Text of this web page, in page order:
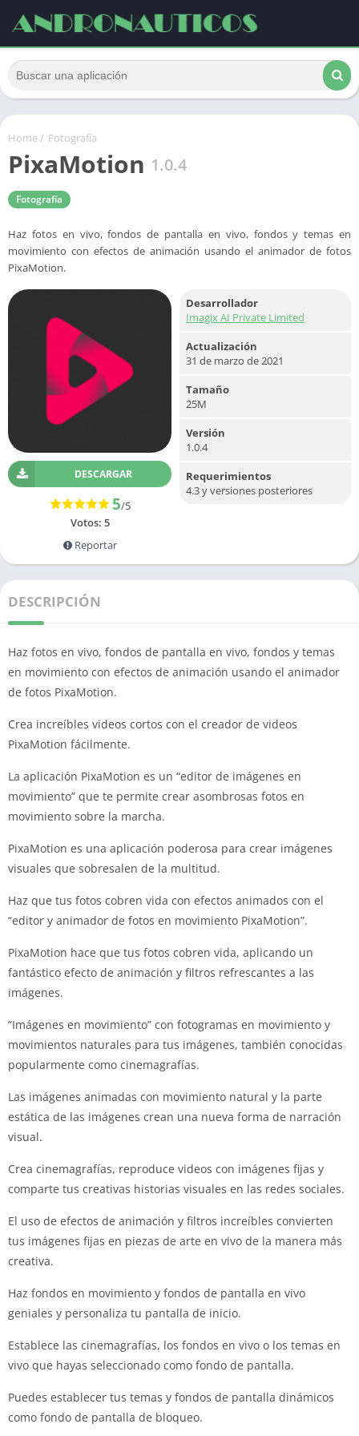
Home/ Fotografía
PixaMotion 1.0.4
Fotografía
Haz fotos en vivo, fondos de pantalla en vivo, fondos y temas en
movimiento con efectos de animación usando el animador de fotos
PixaMotion.
DESCARGAR
5/5
Votos: 5
Reportar
Desarrollador
Imagix AI Private Limited
Actualización
31 de marzo de 2021
Tamaño
25M
Versión
1.0.4
Requerimientos
4.3 y versiones posteriores
DESCRIPCIÓN
Haz fotos en vivo, fondos de pantalla en vivo, fondos y temas
en movimiento con efectos de animación usando el animador
de fotos PixaMotion.
Crea increíbles videos cortos con el creador de videos
PixaMotion fácilmente.
La aplicación PixaMotion es un “editor de imágenes en
movimiento” que te permite crear asombrosas fotos en
movimiento sobre la marcha.
PixaMotion es una aplicación poderosa para crear imágenes
visuales que sobresalen de la multitud.
Haz que tus fotos cobren vida con efectos animados con el
“editor y animador de fotos en movimiento PixaMotion”.
PixaMotion hace que tus fotos cobren vida, aplicando un
fantástico efecto de animación y filtros refrescantes a las
imágenes.
“Imágenes en movimiento” con fotogramas en movimiento y
movimientos naturales para tus imágenes, también conocidas
popularmente como cinemagrafías.
Las imágenes animadas con movimiento natural y la parte
estática de las imágenes crean una nueva forma de narración
visual.
Crea cinemagrafías, reproduce videos con imágenes fijas y
comparte tus creativas historias visuales en las redes sociales.
El uso de efectos de animación y filtros increíbles convierten
tus imágenes fijas en piezas de arte en vivo de la manera más
creativa.
Haz fondos en movimiento y fondos de pantalla en vivo
geniales y personaliza tu pantalla de inicio.
Establece las cinemagrafías, los fondos en vivo o los temas en
vivo que hayas seleccionado como fondo de pantalla.
Puedes establecer tus temas y fondos de pantalla dinámicos
como fondo de pantalla de bloqueo.